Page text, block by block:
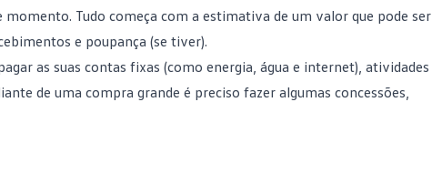
momento. Tudo começa com a estimativa de um valor que pode ser
e poupança (se tiver).
as suas contas fixas (como energia, água e internet), atividades
de uma compra grande é preciso fazer algumas concessões,